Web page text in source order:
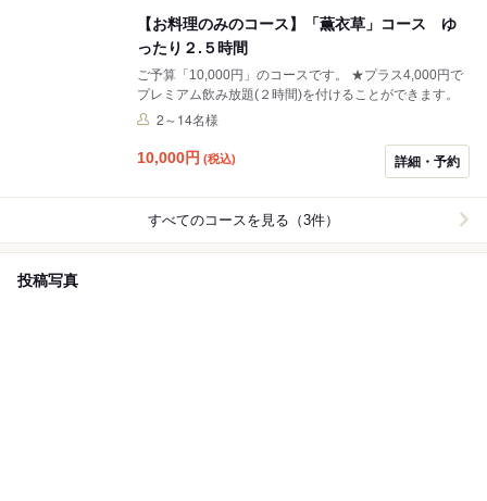
【お料理のみのコース】「薫衣草」コース ゆ
ったり２.５時間
ご予算「10,000円」のコースです。 ★プラス4,000円で
プレミアム飲み放題(２時間)を付けることができます。
2～14名様
10,000円 (税込) 詳細・予約
すべてのコースを見る（3件）
投稿写真